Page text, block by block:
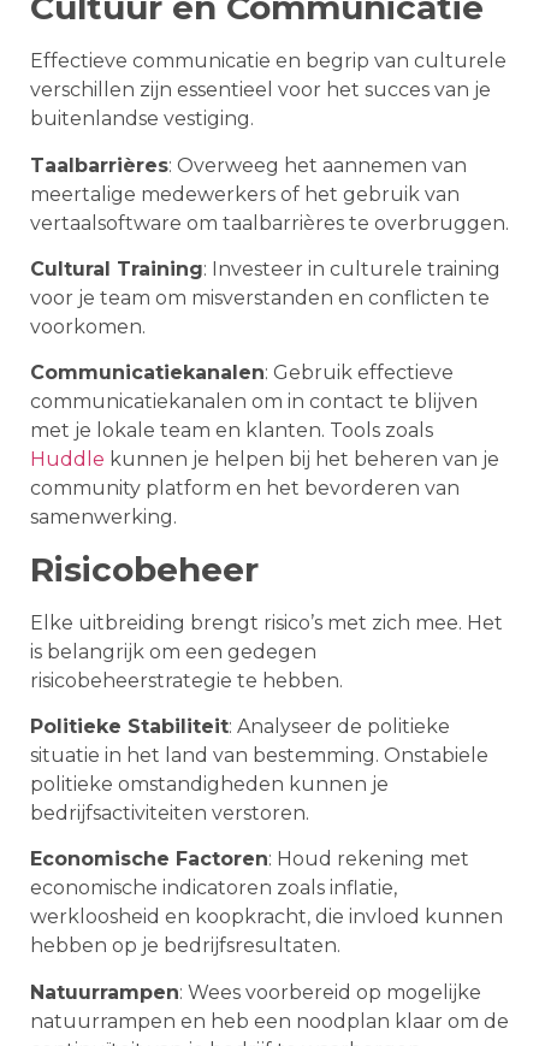
Effectieve communicatie en begrip van culturele
verschillen zijn essentieel voor het succes van je
buitenlandse vestiging.
Taalbarrières: Overweeg het aannemen van
meertalige medewerkers of het gebruik van
vertaalsoftware om taalbarrières te overbruggen.
Cultural Training: Investeer in culturele training
voor je team om misverstanden en conflicten te
voorkomen.
Communicatiekanalen: Gebruik effectieve
communicatiekanalen om in contact te blijven
met je lokale team en klanten. Tools zoals
Huddle kunnen je helpen bij het beheren van je
community platform en het bevorderen van
samenwerking.
Risicobeheer
Elke uitbreiding brengt risico’s met zich mee. Het
is belangrijk om een gedegen
risicobeheerstrategie te hebben.
Politieke Stabiliteit: Analyseer de politieke
situatie in het land van bestemming. Onstabiele
politieke omstandigheden kunnen je
bedrijfsactiviteiten verstoren.
Economische Factoren: Houd rekening met
economische indicatoren zoals inflatie,
werkloosheid en koopkracht, die invloed kunnen
hebben op je bedrijfsresultaten.
Natuurrampen: Wees voorbereid op mogelijke
natuurrampen en heb een noodplan klaar om de